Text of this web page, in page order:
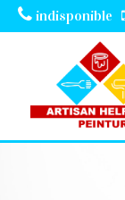
indisponible